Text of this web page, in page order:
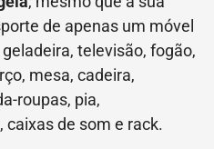
de apenas um móvel
televisão, fogão,
mesa, cadeira,
roupas, pia,
de som e rack.